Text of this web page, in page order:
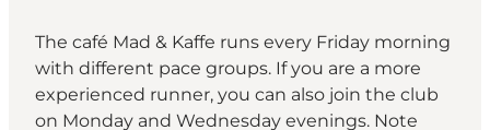
The café Mad & Kaffe runs every Friday morning
with different pace groups. If you are a more
experienced runner, you can also join the club
on Monday and Wednesday evenings. Note